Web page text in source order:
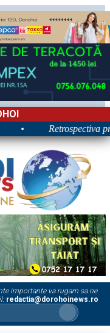
Retrospectiva
importante va rugam sa ne
redactia@dorohoinews.ro